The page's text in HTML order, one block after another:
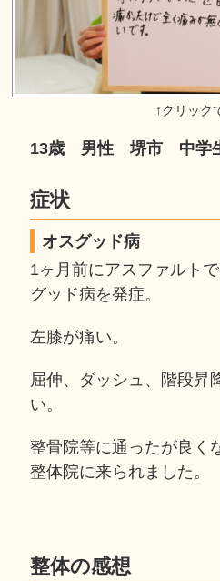
13歳 男性 堺市 中学
症状
オスグッド病
1ヶ月前にアスファルト
グッド病を発症。
左膝が痛い。
屈伸、ダッシュ、階段昇
い。
整骨院等に通ったが良く
整体院に来られました。
整体の感想